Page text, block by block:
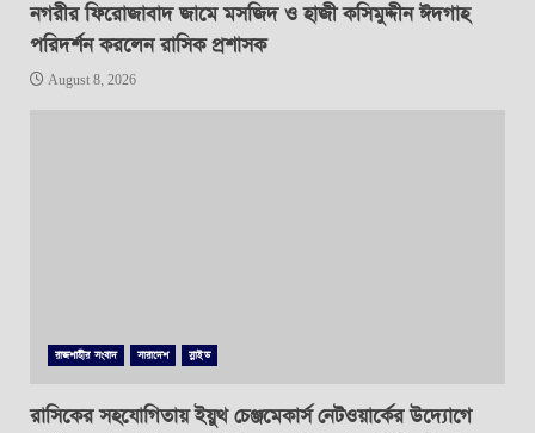
নগরীর ফিরোজাবাদ জামে মসজিদ ও হাজী কসিমুদ্দীন ঈদগাহ
পরিদর্শন করলেন রাসিক প্রশাসক
August 8, 2026
রাজশাহীর সংবাদ সারাদেশ স্লাইড
রাসিকের সহযোগিতায় ইয়ুথ চেঞ্জমেকার্স নেটওয়ার্কের উদ্যোগে